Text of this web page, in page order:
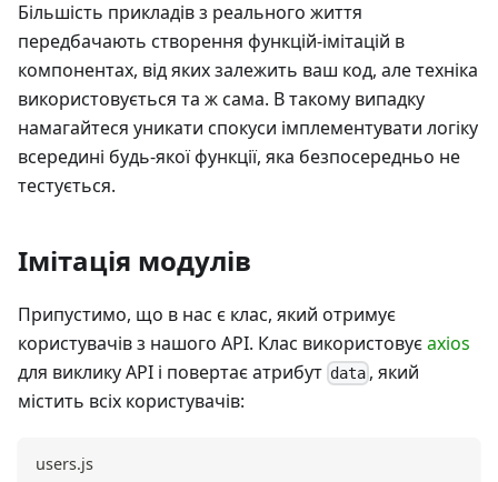
Більшість прикладів з реального життя
передбачають створення функцій-імітацій в
компонентах, від яких залежить ваш код, але техніка
використовується та ж сама. В такому випадку
намагайтеся уникати спокуси імплементувати логіку
всередині будь-якої функції, яка безпосередньо не
тестується.
Імітація модулів
Припустимо, що в нас є клас, який отримує
користувачів з нашого API. Клас використовуєaxios
для виклику API і повертає атрибут data , який
містить всіх користувачів:
users.js